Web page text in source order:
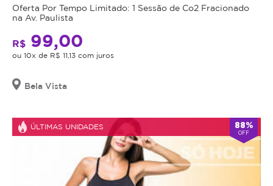
Oferta Por Tempo Limitado: 1 Sessão de Co2 Fracionado
na Av. Paulista
R$ 99,00
ou 10x de R$ 11,13 com juros
Bela Vista
ÚLTIMAS UNIDADES 88%
OFF